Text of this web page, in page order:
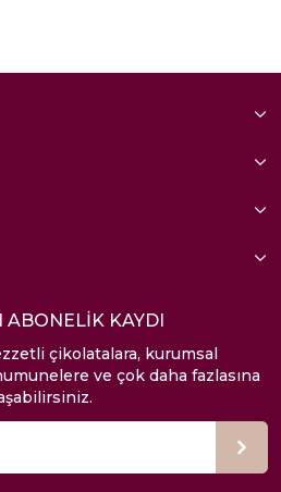
ABONELİK KAYDI
çikolatalara, kurumsal
ve çok daha fazlasına